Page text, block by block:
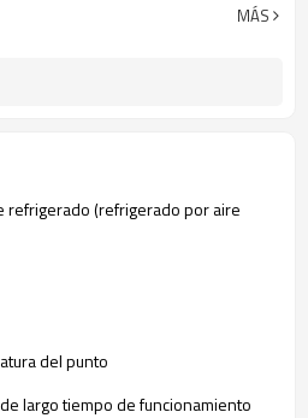
MÁS
refrigerado(refrigerado por aire
del punto
delargo tiempo de funcionamiento